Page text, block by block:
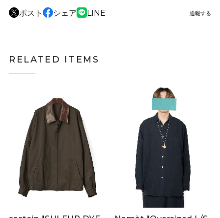
ポスト シェア LINE 通報する
RELATED ITEMS